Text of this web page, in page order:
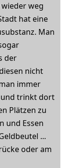
weg
hat eine
Man
der
nicht
immer
und trinkt dort
Plätzen zu
und Essen
...
oder am